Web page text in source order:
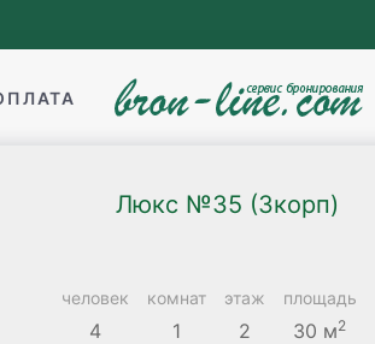
Люкс №35 (3корп)
человек
4
комнат
1
этаж
2
площадь
30 м2